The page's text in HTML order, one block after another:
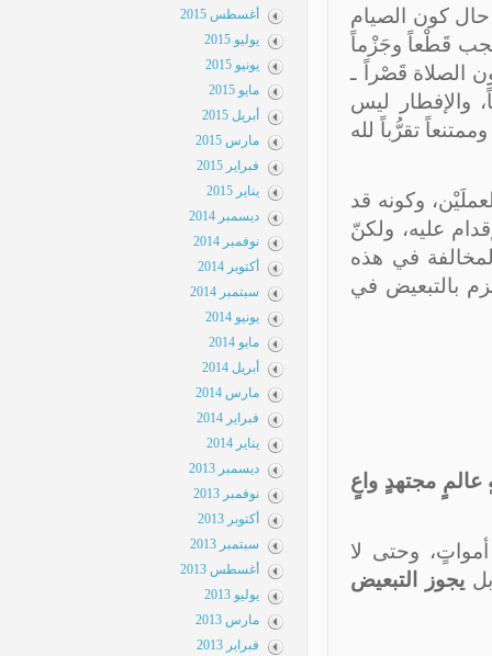
كون الصيام
قَطْعاً وجَزْماً
قَصْراً ـ
والإفطار ليس
تقرُّباً لله
وكونه قد
عليه، ولكنّ
في هذه
بالتبعيض في
مجتهدٍ واعٍ
وحتى لا
يجوز التبعيض
أغسطس 2015
يوليو 2015
يونيو 2015
مايو 2015
أبريل 2015
مارس 2015
فبراير 2015
يناير 2015
ديسمبر 2014
نوفمبر 2014
أكتوبر 2014
سبتمبر 2014
يونيو 2014
مايو 2014
أبريل 2014
مارس 2014
فبراير 2014
يناير 2014
ديسمبر 2013
نوفمبر 2013
أكتوبر 2013
سبتمبر 2013
أغسطس 2013
يوليو 2013
مارس 2013
فبراير 2013